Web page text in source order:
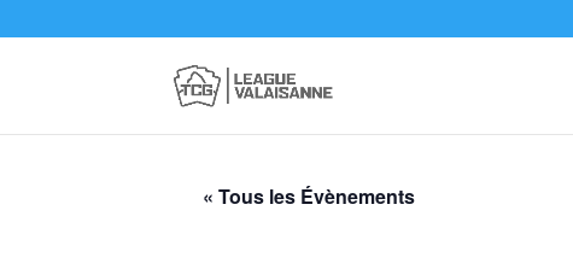
« Tous les Évènements